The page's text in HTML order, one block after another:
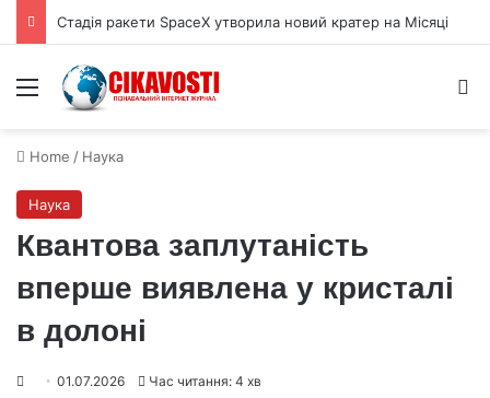
Стадія ракети SpaceX утворила новий кратер на Місяці
Menu
Home / Наука
Наука
Квантова заплутаність
вперше виявлена у кристалі
в долоні
01.07.2026 Час читання: 4 хв